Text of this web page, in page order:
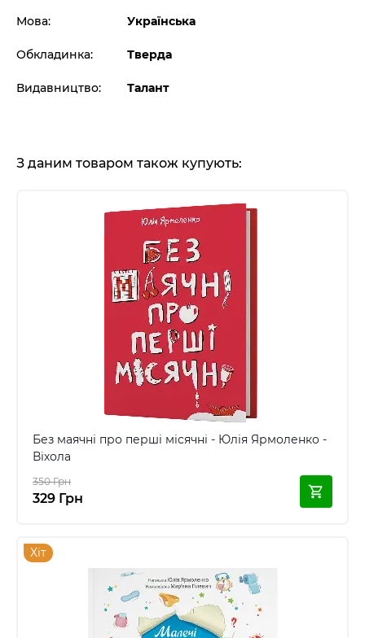
Мова: Українська
Обкладинка: Тверда
Видавництво: Талант
З даним товаром також купують:
Без маячні про перші місячні - Юлія Ярмоленко -
Віхола
350 Грн
329 Грн
Хіт